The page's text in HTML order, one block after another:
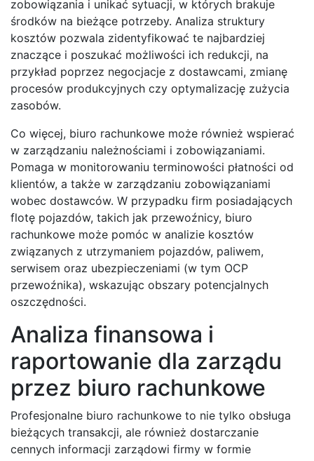
zobowiązania i unikać sytuacji, w których brakuje
środków na bieżące potrzeby. Analiza struktury
kosztów pozwala zidentyfikować te najbardziej
znaczące i poszukać możliwości ich redukcji, na
przykład poprzez negocjacje z dostawcami, zmianę
procesów produkcyjnych czy optymalizację zużycia
zasobów.
Co więcej, biuro rachunkowe może również wspierać
w zarządzaniu należnościami i zobowiązaniami.
Pomaga w monitorowaniu terminowości płatności od
klientów, a także w zarządzaniu zobowiązaniami
wobec dostawców. W przypadku firm posiadających
flotę pojazdów, takich jak przewoźnicy, biuro
rachunkowe może pomóc w analizie kosztów
związanych z utrzymaniem pojazdów, paliwem,
serwisem oraz ubezpieczeniami (w tym OCP
przewoźnika), wskazując obszary potencjalnych
oszczędności.
Analiza finansowa i
raportowanie dla zarządu
przez biuro rachunkowe
Profesjonalne biuro rachunkowe to nie tylko obsługa
bieżących transakcji, ale również dostarczanie
cennych informacji zarządowi firmy w formie